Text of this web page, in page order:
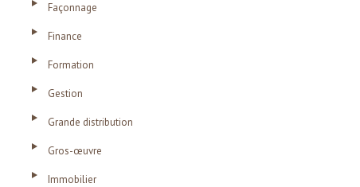
Façonnage
Finance
Formation
Gestion
Grande distribution
Gros-œuvre
Immobilier